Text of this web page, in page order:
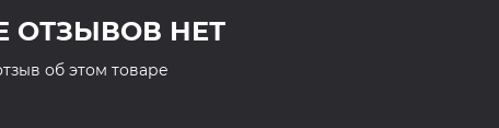
ОТЗЫВОВ НЕТ
об этом товаре